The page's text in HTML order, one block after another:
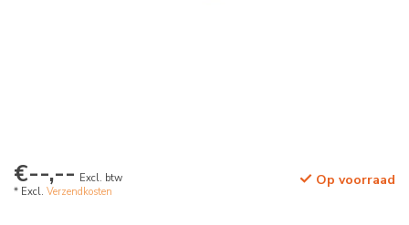
€--,-- Excl. btw
* Excl. Verzendkosten
Op voorraad